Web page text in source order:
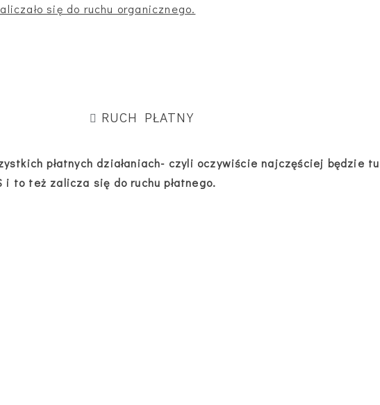
się do ruchu organicznego.
RUCH PŁATNY
płatnych działaniach- czyli oczywiście najczęściej będzie
i to też zalicza się do ruchu płatnego.